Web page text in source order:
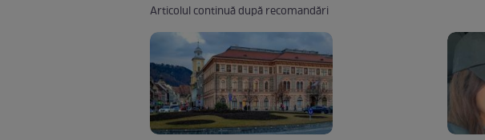
Articolul continuă după recomandări